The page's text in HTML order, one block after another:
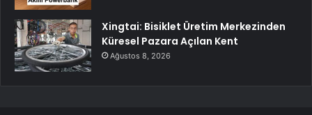
Xingtai: Bisiklet Üretim Merkezinden
Küresel Pazara Açılan Kent
Ağustos 8, 2026